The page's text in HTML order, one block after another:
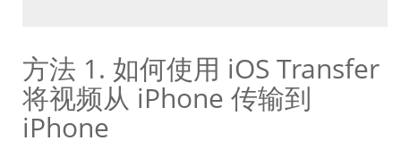
方法 1. 如何使用 iOS Transfer
将视频从 iPhone 传输到
iPhone